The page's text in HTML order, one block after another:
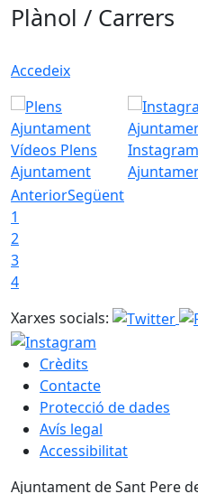
Plànol / Carrers
Accedeix
Vídeos Plens
Ajuntament
Instagram
AnteriorSegüent
1
2
3
4
Xarxes socials:
Crèdits
Contacte
Protecció de dades
Avís legal
Accessibilitat
Ajuntament de Sant Pere